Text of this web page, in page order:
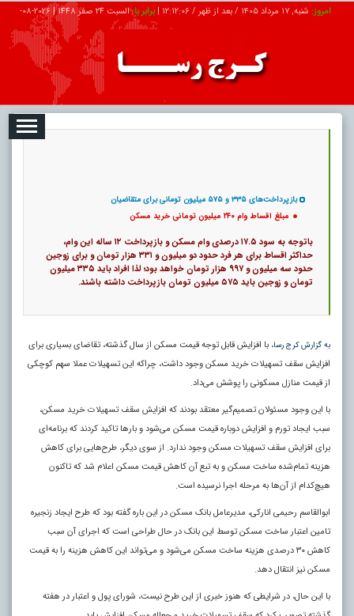
امروز: شنبه, ۱۷ مرداد ۱۴۰۵ / بعد از ظهر / 12:12:07
|برابر با:السبت 24 صفر 1448 |
2026-08-
تبلیغات درباره ما ارتباط با ما
بازپرداخت‌های ۳۳۵ و ۵۷۵ میلیون تومانی برای متقاضیان
مبلغ اقساط وام ۲۴۰ میلیون تومانی خرید مسکن
باتوجه به سود ۱۷.۵ درصدی وام مسکن و بازپرداخت ۱۲ ساله این وام،
حداکثر اقساط برای هر فرد حدود دو میلیون و ۳۳۱ هزار تومان و برای زوجین
حدود سه میلیون و ۹۹۷ هزار تومان خواهد بود؛ لذا افراد باید ۳۳۵ میلیون
تومان و زوجین باید ۵۷۵ میلیون تومان بازپرداخت داشته باشند.
به گزارش کرج رسا، با افزایش قابل توجه قیمت مسکن از سال گذشته، تقاضای بسیاری برای
افزایش سقف تسهیلات خرید مسکن وجود داشت، چراکه این تسهیلات عملا سهم کوچکی
از قیمت منازل مسکونی را پوشش می‌داد.
با این وجود مسئولان تصمیم‌گیر معتقد بودند که افزایش سقف تسهیلات خرید مسکن،
سبب ایجاد تورم و افزایش دوباره قیمت مسکن می‌شود و بارها تاکید کردند که برنامه‌ای
برای افزایش سقف تسهیلات مسکن وجود ندارد. از سوی دیگر، طرح‌هایی برای کاهش
هزینه تمام‌شده ساخت مسکن و به تبع آن کاهش قیمت مسکن اعلام شد که تاکنون
هیچ‌کدام از آن‌ها به مرحله اجرا نرسیده است.
ابوالقاسم رحیمی انارکی، مدیرعامل بانک مسکن در این باره گفته بود که طرح ایجاد زنجیره
تامین اعتبار ساخت مسکن توسط این بانک در حال طراحی است که اجرای آن سبب
کاهش ۳۰ درصدی هزینه ساخت مسکن می‌شود و می‌تواند این کاهش هزینه را به قیمت
مسکن نیز انتقال دهد.
با این حال، در شرایطی که هنوز خبری از این طرح نیست، شورای پول و اعتبار در هفته